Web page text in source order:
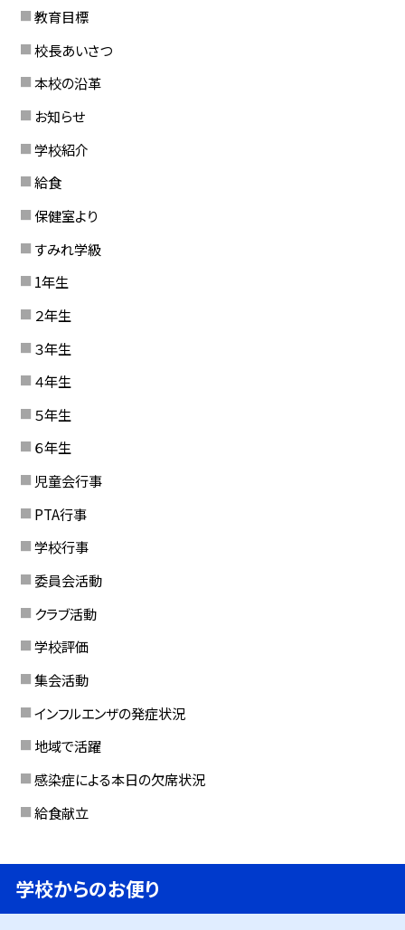
教育目標
校長あいさつ
本校の沿革
お知らせ
学校紹介
給食
保健室より
すみれ学級
1年生
２年生
３年生
４年生
５年生
６年生
児童会行事
PTA行事
学校行事
委員会活動
クラブ活動
学校評価
集会活動
インフルエンザの発症状況
地域で活躍
感染症による本日の欠席状況
給食献立
学校からのお便り